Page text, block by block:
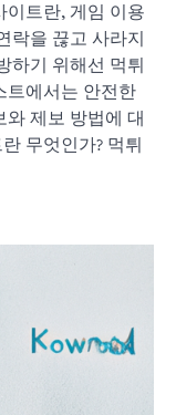
트란, 게임 이용
락을 끊고 사라지
하기 위해선 먹튀
트에서는 안전한
제보 방법에 대
무엇인가? 먹튀